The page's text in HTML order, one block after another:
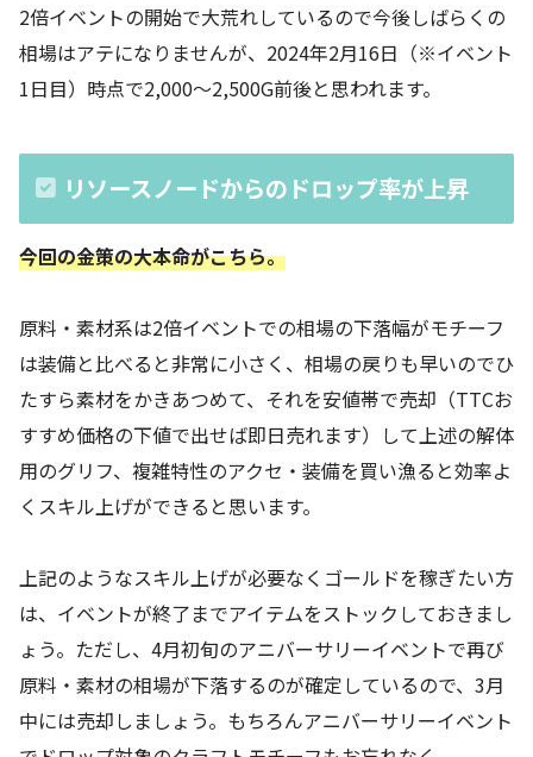
2倍イベントの開始で大荒れしているので今後しばらくの
相場はアテになりませんが、2024年2月16日（※イベント
1日目）時点で2,000～2,500G前後と思われます。
リソースノードからのドロップ率が上昇
今回の金策の大本命がこちら。
原料・素材系は2倍イベントでの相場の下落幅がモチーフ
は装備と比べると非常に小さく、相場の戻りも早いのでひ
たすら素材をかきあつめて、それを安値帯で売却（TTCお
すすめ価格の下値で出せば即日売れます）して上述の解体
用のグリフ、複雑特性のアクセ・装備を買い漁ると効率よ
くスキル上げができると思います。
上記のようなスキル上げが必要なくゴールドを稼ぎたい方
は、イベントが終了までアイテムをストックしておきまし
ょう。ただし、4月初旬のアニバーサリーイベントで再び
原料・素材の相場が下落するのが確定しているので、3月
中には売却しましょう。もちろんアニバーサリーイベント